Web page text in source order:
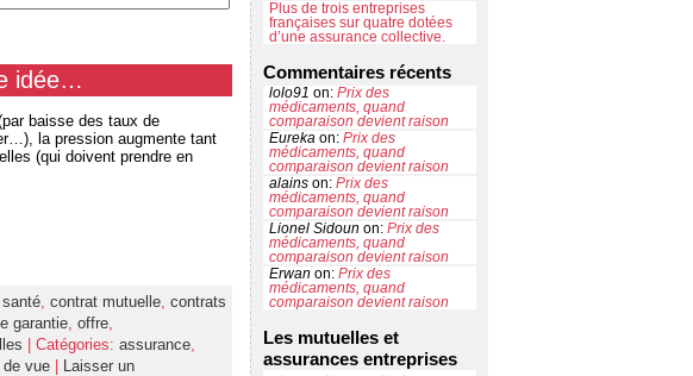
idée…
baisse des taux de
la pression augmente tant
(qui doivent prendre en
, contrat mutuelle, contrats
garantie, offre,
| Catégories: assurance,
de vue
Laisser un
Plus de trois entreprises
françaises sur quatre dotées
d’une assurance collective.
Commentaires récents
lolo91 on: Prix des
médicaments, quand
comparaison devient raison
Eureka on: Prix des
médicaments, quand
comparaison devient raison
alains on: Prix des
médicaments, quand
comparaison devient raison
Lionel Sidoun on: Prix des
médicaments, quand
comparaison devient raison
Erwan on: Prix des
médicaments, quand
comparaison devient raison
Les mutuelles et
assurances entreprises